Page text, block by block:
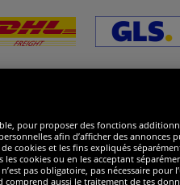
pour proposer des fonctions
afin d’afficher des annonces
cookies et les fins expliqués
cookies ou en les acceptant
pas obligatoire, pas nécessaire
aussi le traitement de tes